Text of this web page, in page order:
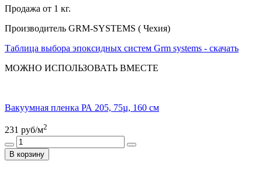
Продажа от 1 кг.
Производитель GRM-SYSTEMS ( Чехия)
Таблица выбора эпоксидных систем Grm systems - скачать
МОЖНО ИСПОЛЬЗОВАТЬ ВМЕСТЕ
Вакуумная пленка РА 205, 75µ, 160 см
231 руб/м2
В корзину